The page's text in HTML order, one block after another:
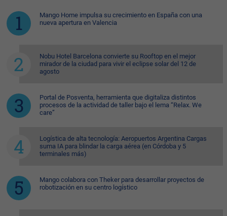
Mango Home impulsa su crecimiento en España con una
nueva apertura en Valencia
Nobu Hotel Barcelona convierte su Rooftop en el mejor
mirador de la ciudad para vivir el eclipse solar del 12 de
agosto
Portal de Posventa, herramienta que digitaliza distintos
procesos de la actividad de taller bajo el lema “Relax. We
care”
Logística de alta tecnología: Aeropuertos Argentina Cargas
suma IA para blindar la carga aérea (en Córdoba y 5
terminales más)
Mango colabora con Theker para desarrollar proyectos de
robotización en su centro logístico